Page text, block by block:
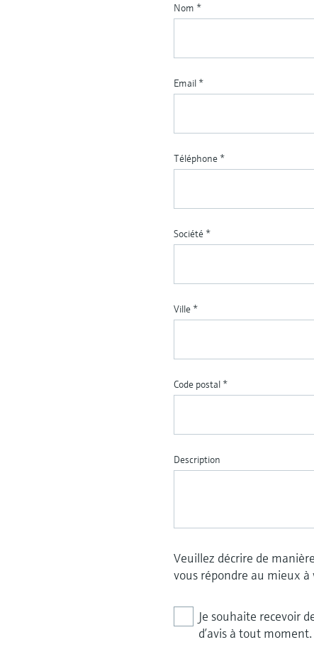
Nom *
Email *
Téléphone *
Société *
Ville *
Code postal *
Description
Veuillez décrire de
vous répondre au mieux
Je souhaite recevoir
d’avis à tout moment.